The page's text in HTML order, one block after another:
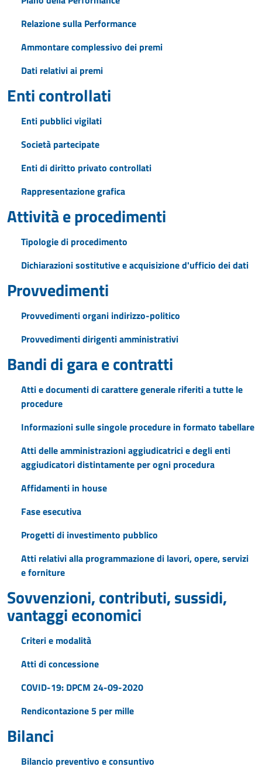
Relazione sulla Performance
Ammontare complessivo dei premi
Dati relativi ai premi
Enti controllati
Enti pubblici vigilati
Società partecipate
Enti di diritto privato controllati
Rappresentazione grafica
Attività e procedimenti
Tipologie di procedimento
Dichiarazioni sostitutive e acquisizione d'ufficio dei dati
Provvedimenti
Provvedimenti organi indirizzo-politico
Provvedimenti dirigenti amministrativi
Bandi di gara e contratti
Atti e documenti di carattere generale riferiti a tutte le
procedure
Informazioni sulle singole procedure in formato tabellare
Atti delle amministrazioni aggiudicatrici e degli enti
aggiudicatori distintamente per ogni procedura
Affidamenti in house
Fase esecutiva
Progetti di investimento pubblico
Atti relativi alla programmazione di lavori, opere, servizi
e forniture
Sovvenzioni, contributi, sussidi,
vantaggi economici
Criteri e modalità
Atti di concessione
COVID-19: DPCM 24-09-2020
Rendicontazione 5 per mille
Bilanci
Bilancio preventivo e consuntivo